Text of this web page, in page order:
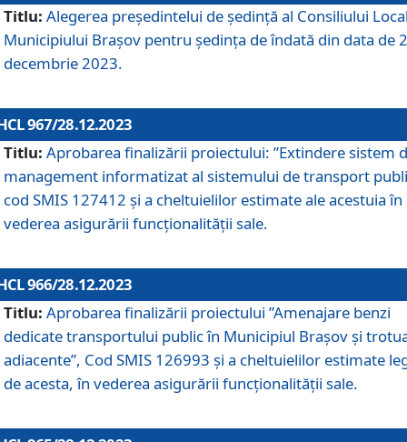
Titlu: Alegerea preşedintelui de şedinţă al Consiliului
Municipiului Braşov pentru ședința de îndată din data de
decembrie 2023.
967/28.12.2023
Titlu: Aprobarea finalizării proiectului: ”Extindere sistem
management informatizat al sistemului de transport
cod SMIS 127412 și a cheltuielilor estimate ale acestuia în
vederea asigurării funcționalității sale.
966/28.12.2023
Titlu: Aprobarea finalizării proiectului ”Amenajare benzi
dedicate transportului public în Municipiul Brașov şi
adiacente”, Cod SMIS 126993 și a cheltuielilor estimate
de acesta, în vederea asigurării funcționalității sale.